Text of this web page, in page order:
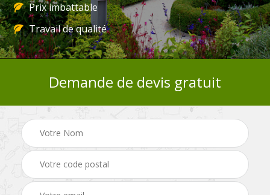
Prix imbattable
Travail de qualité
Demande de devis gratuit